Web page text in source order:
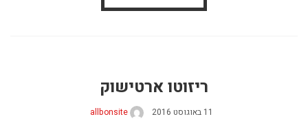
ריזוטו ארטישוק
11 באוגוסט 2016 allbonsite